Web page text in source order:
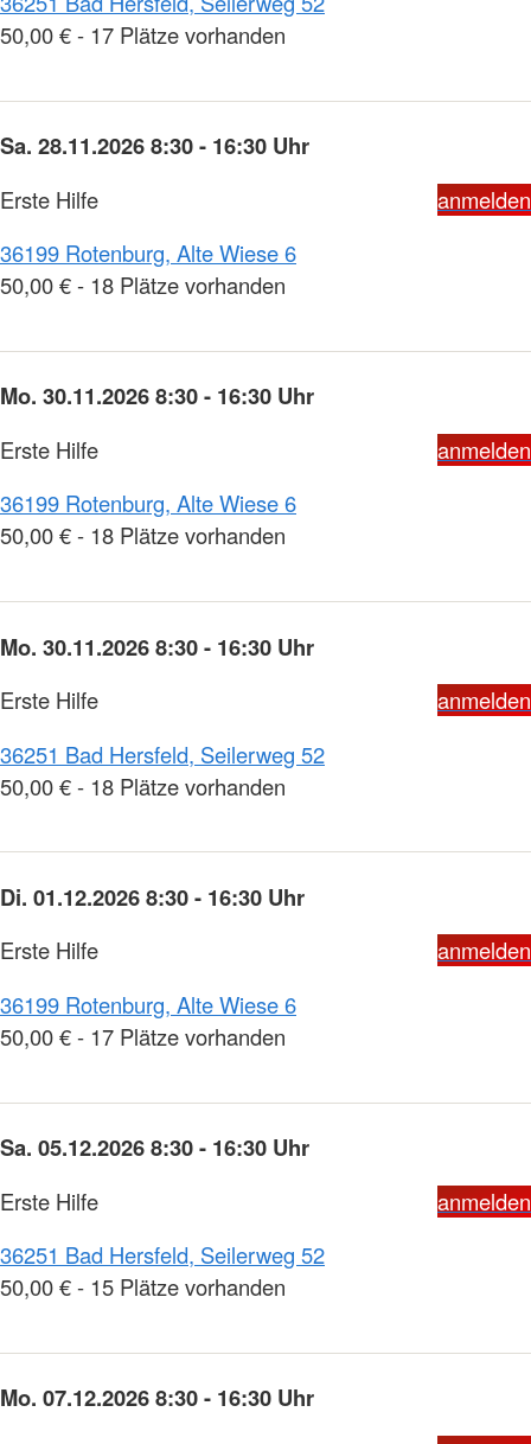
50,00 € - 17 Plätze vorhanden
Sa. 28.11.2026 8:30 - 16:30 Uhr
Erste Hilfe
anmelden
36199 Rotenburg, Alte Wiese 6
50,00 € - 18 Plätze vorhanden
Mo. 30.11.2026 8:30 - 16:30 Uhr
Erste Hilfe
anmelden
36199 Rotenburg, Alte Wiese 6
50,00 € - 18 Plätze vorhanden
Mo. 30.11.2026 8:30 - 16:30 Uhr
Erste Hilfe
anmelden
36251 Bad Hersfeld, Seilerweg 52
50,00 € - 18 Plätze vorhanden
Di. 01.12.2026 8:30 - 16:30 Uhr
Erste Hilfe
anmelden
36199 Rotenburg, Alte Wiese 6
50,00 € - 17 Plätze vorhanden
Sa. 05.12.2026 8:30 - 16:30 Uhr
Erste Hilfe
anmelden
36251 Bad Hersfeld, Seilerweg 52
50,00 € - 15 Plätze vorhanden
Mo. 07.12.2026 8:30 - 16:30 Uhr